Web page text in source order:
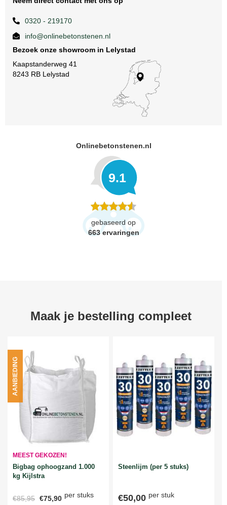
0320 - 219170
info@onlinebetonstenen.nl
Bezoek onze showroom in Lelystad
Kaapstanderweg 41
8243 RB Lelystad
Onlinebetonstenen.nl
9.1
gebaseerd op
663 ervaringen
Maak je bestelling compleet
MEEST GEKOZEN!
Bigbag ophoogzand 1.000
kg Kijlstra
€85,95 €75,90 per stuks
AANBIEDING
Steenlijm (per 5 stuks)
€50,00 per stuk